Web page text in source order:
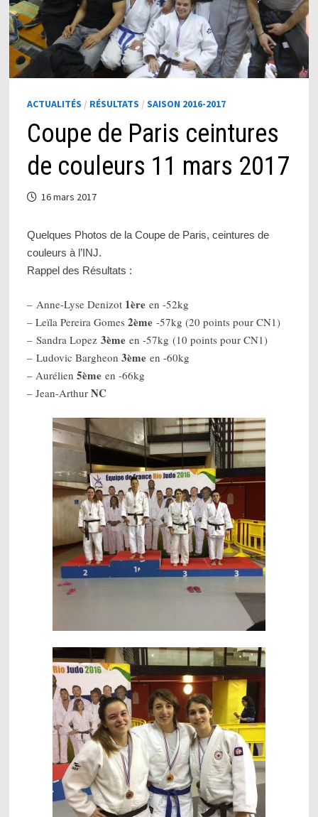
ACTUALITÉS / RÉSULTATS / SAISON 2016-2017
Coupe de Paris ceintures
de couleurs 11 mars 2017
16 mars 2017
Quelques Photos de la Coupe de Paris, ceintures de
couleurs à l’INJ.
Rappel des Résultats :
– Anne-Lyse Denizot 1ère en -52kg
– Leïla Pereira Gomes 2ème -57kg (20 points pour CN1)
– Sandra Lopez 3ème en -57kg (10 points pour CN1)
– Ludovic Bargheon 3èmeen -60kg
– Aurélien 5ème en -66kg
– Jean-Arthur NC